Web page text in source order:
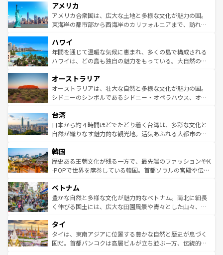
ンツ一覧を参照してほしい。
の建物がそのまま残る町や、スイスならではのユニークな
博物館もあり、アルプス観光だけでなく町歩きも満喫する
ことができる。国民の所得が高いため物価も高いが、旅行
ば市内交通費無料で観光を楽しむこともできる。 なお、新
着のスイス情報はコンテンツ一覧 を参照してほしい。
アメリカ
アメリカ合衆国は、広大な土地と多様な文化が魅力の国。
東海岸の都市部から西海岸のカリフォルニアまで、訪れる
のような巨大都市は、観光、ショッピング、エンターテイ
ンメントが詰まった刺激的なスポットだ。一方、アメリカ
西部には大自然が広がり、グランドキャニオンやイエロー
部のニューオーリンズでは、音楽と美食が融合した独特の
文化が魅力。旅行者はアメリカの各地域で異なる魅力を楽
しみながら、その多様性と豊かな歴史を感じることができ
ならではの贅沢な旅のスタイルだ。 なお、新着のアメリカ
情報はコンテンツ一覧を参照してほしい。
ハワイ
年間を通じて温暖な気候に恵まれ、多くの島で構成される
ハワイは、どの島も独自の魅力をもっている。大自然の神
ワイ島は見逃せない。また、定番の観光地といえばオアフ
島だが、静かな自然を求めるならマウイ島やカウアイ島が
おすすめ。エメラルドグリーンに輝く海をはじめ、豊かな
れるおもてなしの心で訪れる人々を迎えてくれるハワイの
人々、おいしいローカルフードやハワイアンミュージッ
ク、伝統的なフラダンスなど、すべてがハワイの魅力を彩
ワイを、存分に味わってほしい。 なお、新着のハワイ情報
はコンテンツ一覧を参照してほしい。
オーストラリア
オーストラリアは、壮大な自然と多様な文化が魅力の国。
シドニーのシンボルであるシドニー・オペラハウス、オー
リアリーフや大陸中央部にそびえるウルル（エアーズロッ
ク）、タスマニアの美しい原生林やケアンズの熱帯雨林な
ど、見どころがたくさん。また、カフェやワイン、オージ
いる。アクティビティも充実しており、サーフィンやダイ
ビング、ハイキングなど、アウトドア好きにはたまらな
い。オーストラリアの多彩な魅力を存分に味わいつくそ
参照してほしい。
台湾
日本から約４時間ほどでたどり着く台湾は、多彩な文化と
自然が織りなす魅力的な観光地。活気あふれる大都市の台
ン）、静ひつな山岳地帯である台湾東部など、都市の喧騒
と山間の静けさが共存しており、訪れる人に新しい発見と
驚きをもたらしてくれる。また、奥深い台湾の食文化も魅
容にもいいと評判のスイーツなど、バラエティ豊かな料理
が味わえる。 なお、新着の台湾情報は コンテンツ一覧を参
照してほしい。
韓国
歴史ある王朝文化が残る一方で、最先端のファッションやK
-POPで世界を席巻している韓国。首都ソウルの宮殿や伝統
き、地方に足を延ばせば四季折々の自然美を楽しむことが
できる。そして、キムチや焼肉、絶品のストリートフード
まで、さまざまな韓国料理が待っている。夜には、韓国な
リティに包まれながら、韓国の多彩な魅力を心ゆくまで味
わってみてほしい。 なお、新着の韓国情報はコンテンツ一
覧を参照してほしい。
ベトナム
豊かな自然と多様な文化が魅力的なベトナム。南北に細長
く伸びる国土には、広大な田園風景や青々とした山々、世
急速な発展と共に伝統が息づく。ハノイの古い町並みやホ
ーチミン市のフランス統治時代の建物も、独特の雰囲気を
醸し出している。また、バラエティの豊かさとおいしさで
タイ
タイは、東南アジアに位置する豊かな自然と歴史が息づく
国だ。首都バンコクは高層ビルが立ち並ぶ一方、伝統的な